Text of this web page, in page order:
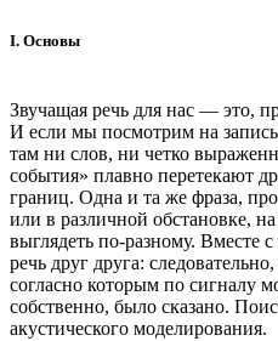
I. Основы
Звучащая речь для нас — это,
И если мы посмотрим на
там ни слов, ни четко
события» плавно перетекают
границ. Одна и та же фраза,
или в различной обстановке,
выглядеть по-разному. Вместе
речь друг друга:
согласно которым по сигналу
собственно, было сказано.
акустического моделирования.